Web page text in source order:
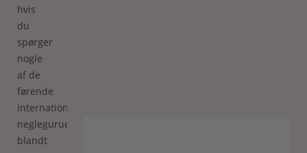
hvis
du
spørger
nogle
af de
førende
internationale
negleguruer,
blandt